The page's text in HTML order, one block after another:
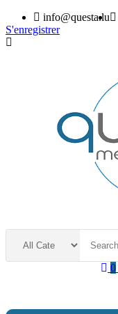
info@questa.lu
S'enregistrer
0